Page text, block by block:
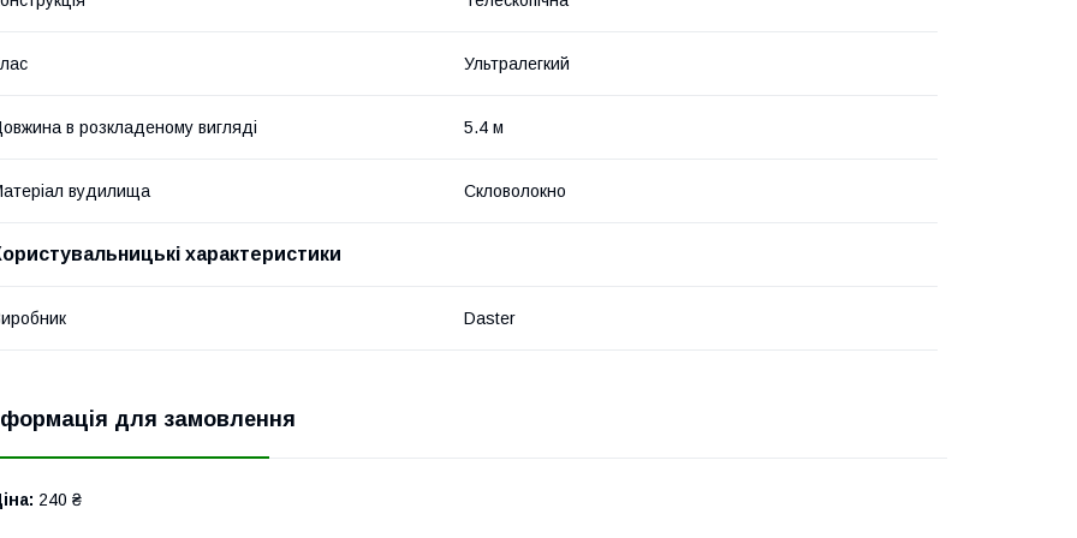
Ультралегкий
в розкладеному вигляді 5.4 м
вудилища Скловолокно
характеристики
Daster
для замовлення
240 ₴